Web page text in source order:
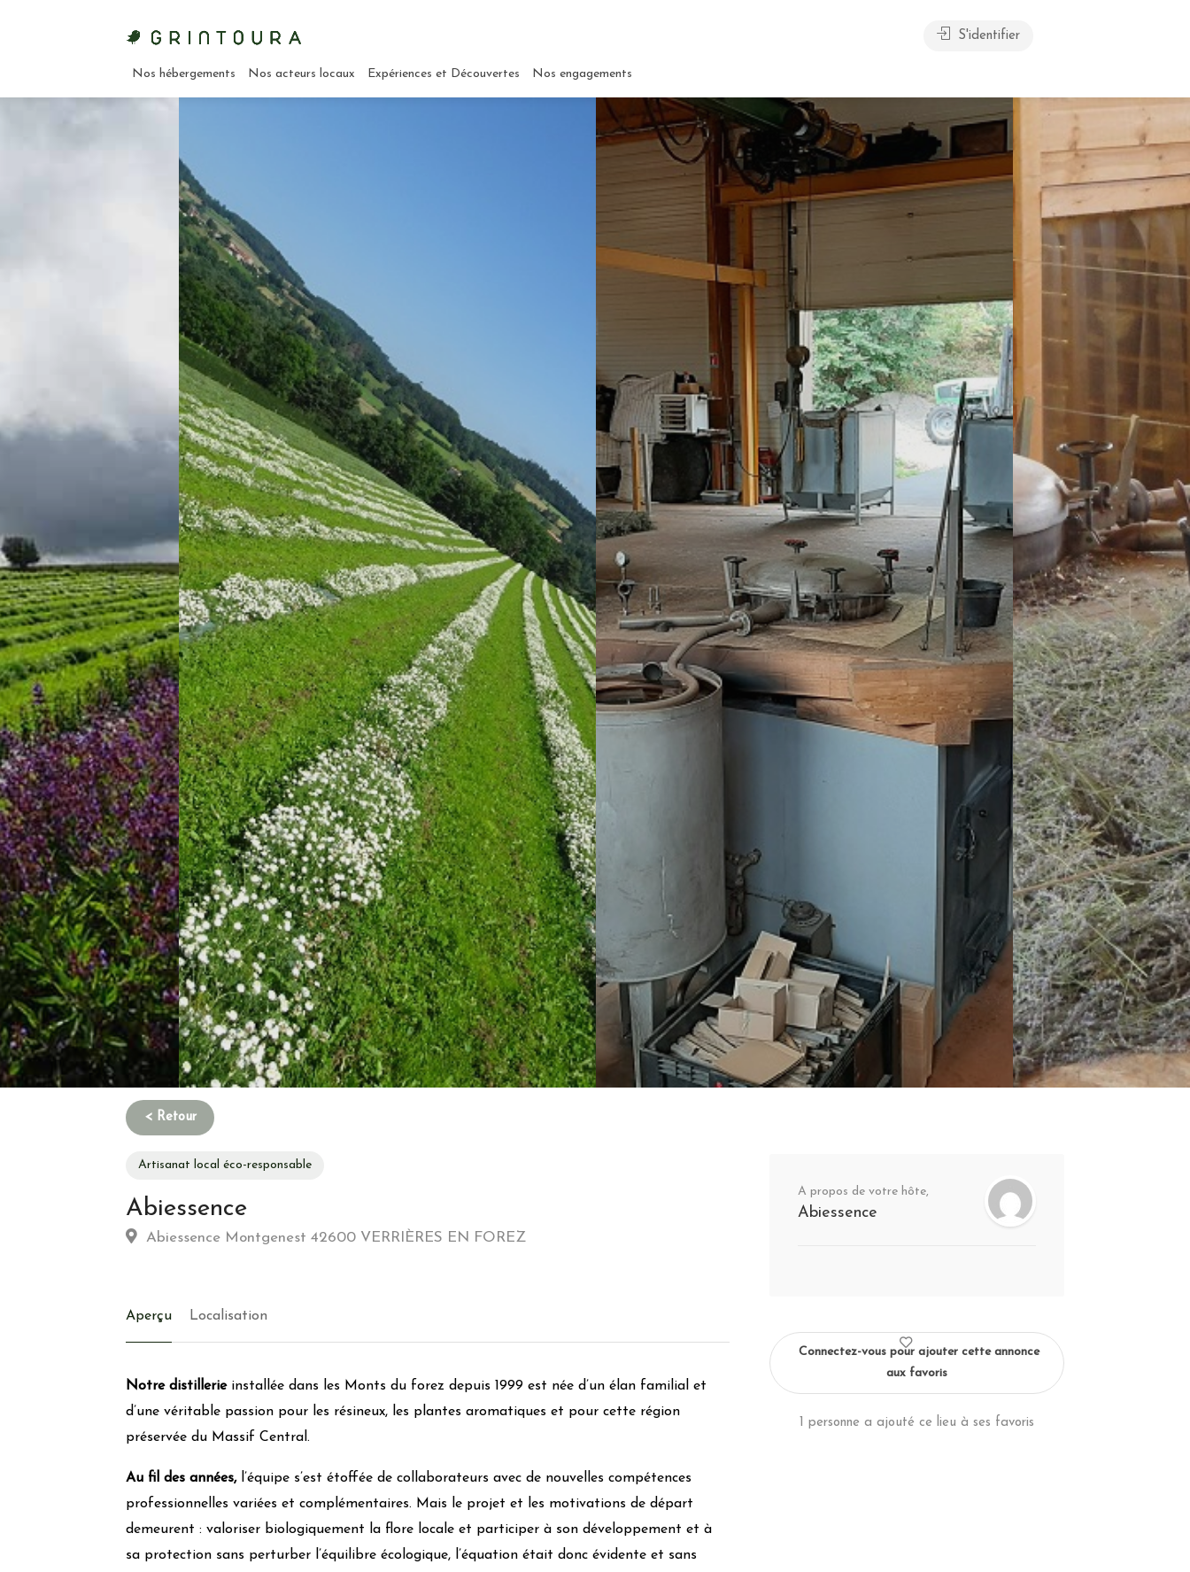
Nos hébergements Nos acteurs locaux Expériences et Découvertes Nos engagements
S'identifier
Artisanat local éco-responsable
Abiessence
Abiessence Montgenest 42600 VERRIÈRES EN FOREZ
Aperçu Localisation
Notre distillerieinstallée dans les Monts du forez depuis 1999 est née d’un élan familial et
d’une véritable passion pour les résineux, les plantes aromatiques et pour cette région
préservée du Massif Central.
Au fil des années,l’équipe s’est étoffée de collaborateurs avec de nouvelles compétences
professionnelles variées et complémentaires. Mais le projet et les motivations de départ
demeurent : valoriser biologiquement la flore locale et participer à son développement et à
sa protection sans perturber l’équilibre écologique, l’équation était donc évidente et sans
A propos de votre hôte,
Abiessence
Connectez-vous pour ajouter cette annonce
aux favoris
1 personne a ajouté ce lieu à ses favoris